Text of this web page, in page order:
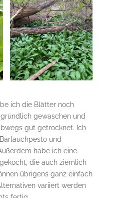
ich die Blätter noch
gewaschen und
gut getrocknet. Ich
und
habe ich eine
die auch ziemlich
übrigens ganz einfach
variiert werden